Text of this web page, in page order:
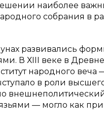
наиболее
собрания в
развивались
В ХIII веке в
народного веча
в роли
— могло как